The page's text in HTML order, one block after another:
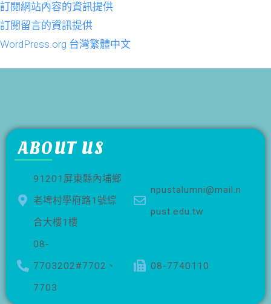
訂閱網站內容的資訊提供
訂閱留言的資訊提供
WordPress.org 台灣繁體中文
ABOUT US
91201屏東縣內埔鄉
老埤村學府路1號綜
合大樓1樓
npustalumni@mail.n
pust.edu.tw
08-
7703202#7702、
7703
08-7740110